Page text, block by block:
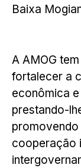
Baixa
A AMOG
fortalecer a
econômica
prestando-
cooperação